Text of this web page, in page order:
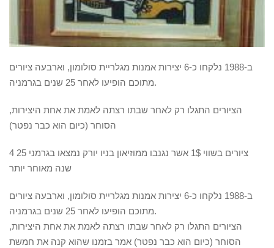
ב-1988 נלקחו כ-6 יצירות אמנות מגלריית סולומון, וארבעה ציורים
מתוכם הופיעו לאחר 25 שנים בגרמניה.
הציורים התגלו רק לאחר שבתו רצתה לאמת את אחת היצירות,
הסוחר (כיום הוא כבר נפטר)
4 ציורים בשווי 1$ אשר נגנבו ממוזיאון בניו יורק נמצאו בגרמני 25
שנה מאוחר יותר
ב-1988 נלקחו כ-6 יצירות אמנות מגלריית סולומון, וארבעה ציורים
מתוכם הופיעו לאחר 25 שנים בגרמניה.
הציורים התגלו רק לאחר שבתו רצתה לאמת את אחת היצירות,
הסוחר (כיום הוא כבר נפטר) אמר בזמנו שהוא קנה את חמשת